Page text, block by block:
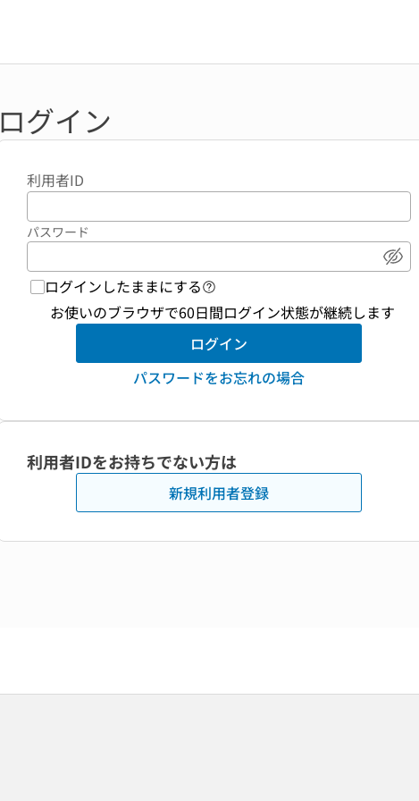
ログイン
利用者ID
パスワード
パ
ログインしたままにする ログイン機能 ヘルプページへの
お使いのブラウザで60日間ログイン状態が継続します
ログイン
パスワードをお忘れの場合
利用者IDをお持ちでない方は
新規利用者登録